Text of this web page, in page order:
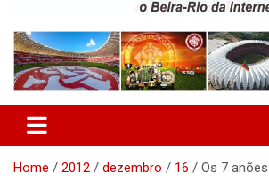
Arquibancada
Home 2012 dezembro 16 Os 7 anões